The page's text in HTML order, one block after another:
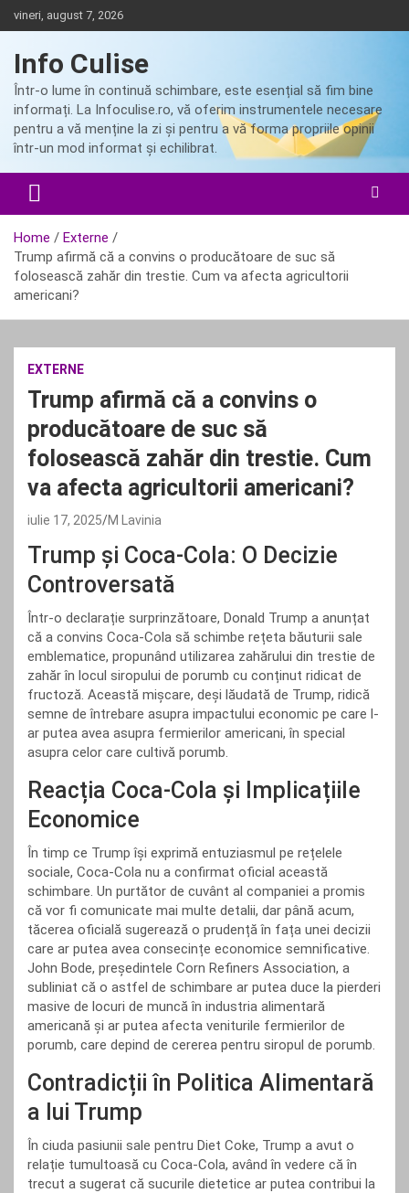
Skip
to
vineri, august 7, 2026
Info Culise
Într-o lume în continuă schimbare, este esențial să fim bine
informați. La Infoculise.ro, vă oferim instrumentele necesare
pentru a vă menține la zi și pentru a vă forma propriile opinii
într-un mod informat și echilibrat.
Home
Externe
Trump afirmă că a convins o producătoare de suc să
folosească zahăr din trestie. Cum va afecta agricultorii
americani?
EXTERNE
Trump afirmă că a convins o
producătoare de suc să
folosească zahăr din trestie. Cum
va afecta agricultorii americani?
iulie 17, 2025 M Lavinia
Trump și Coca-Cola: O Decizie
Controversată
Într-o declarație surprinzătoare, Donald Trump a anunțat
că a convins Coca-Cola să schimbe rețeta băuturii sale
emblematice, propunând utilizarea zahărului din trestie de
zahăr în locul siropului de porumb cu conținut ridicat de
fructoză. Această mișcare, deși lăudată de Trump, ridică
semne de întrebare asupra impactului economic pe care l-
ar putea avea asupra fermierilor americani, în special
asupra celor care cultivă porumb.
Reacția Coca-Cola și Implicațiile
Economice
În timp ce Trump își exprimă entuziasmul pe rețelele
sociale, Coca-Cola nu a confirmat oficial această
schimbare. Un purtător de cuvânt al companiei a promis
că vor fi comunicate mai multe detalii, dar până acum,
tăcerea oficială sugerează o prudență în fața unei decizii
care ar putea avea consecințe economice semnificative.
John Bode, președintele Corn Refiners Association, a
subliniat că o astfel de schimbare ar putea duce la pierderi
masive de locuri de muncă în industria alimentară
americană și ar putea afecta veniturile fermierilor de
porumb, care depind de cererea pentru siropul de porumb.
Contradicții în Politica Alimentară
a lui Trump
În ciuda pasiunii sale pentru Diet Coke, Trump a avut o
relație tumultoasă cu Coca-Cola, având în vedere că în
trecut a sugerat că sucurile dietetice ar putea contribui la